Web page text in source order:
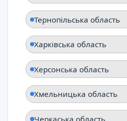
Тернопільська область
Харківська область
Херсонська область
Хмельницька область
Черкаська область